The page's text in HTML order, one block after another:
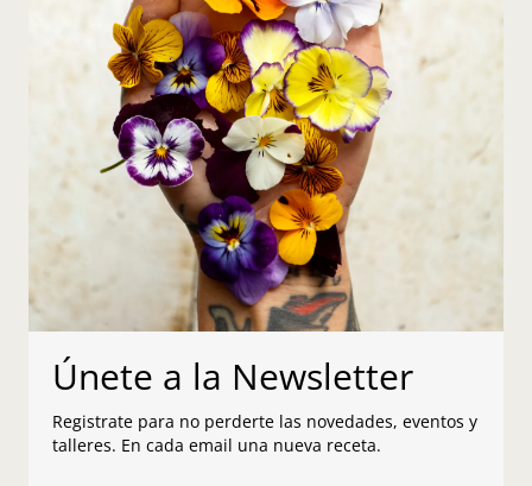
Únete a la Newsletter
Registrate para no perderte las novedades, eventos y
talleres. En cada email una nueva receta.